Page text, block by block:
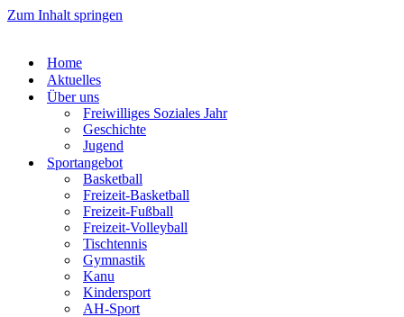
Zum Inhalt springen
Home
Aktuelles
Über uns
Freiwilliges Soziales Jahr
Geschichte
Jugend
Sportangebot
Basketball
Freizeit-Basketball
Freizeit-Fußball
Freizeit-Volleyball
Tischtennis
Gymnastik
Kanu
Kindersport
AH-Sport